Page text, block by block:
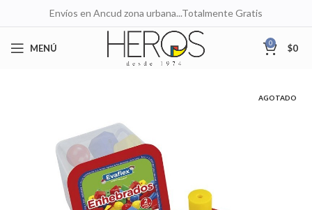
Envíos en Ancud zona urbana...Totalmente Gratis
MENÚ 0 $0
AGOTADO